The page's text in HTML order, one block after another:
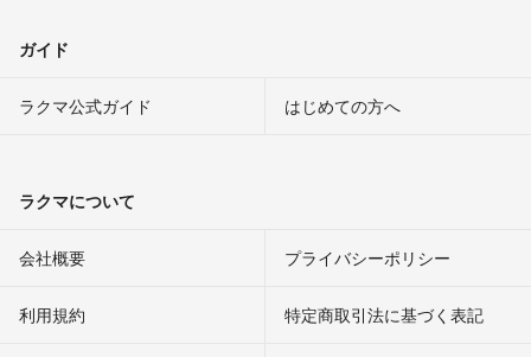
ガイド
ラクマ公式ガイド はじめての方へ
ラクマについて
会社概要 プライバシーポリシー
利用規約 特定商取引法に基づく表記